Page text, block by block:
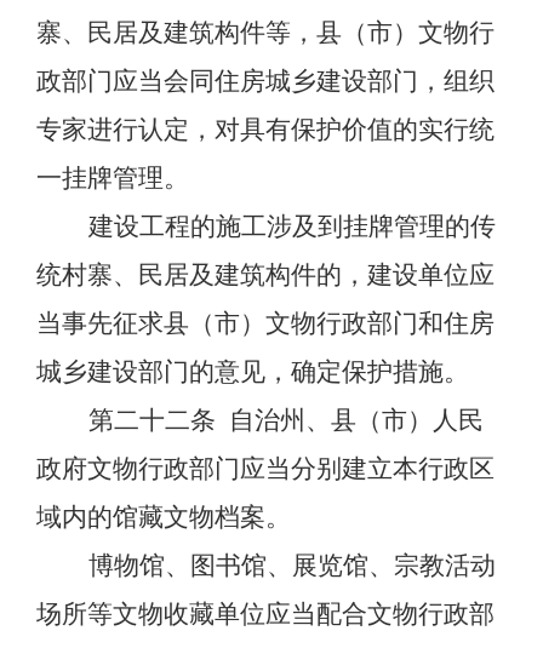
寨、民居及建筑构件等，县（市）文物行
政部门应当会同住房城乡建设部门，组织
专家进行认定，对具有保护价值的实行统
一挂牌管理。
建设工程的施工涉及到挂牌管理的传
统村寨、民居及建筑构件的，建设单位应
当事先征求县（市）文物行政部门和住房
城乡建设部门的意见，确定保护措施。
第二十二条
自治州、县（市）人民
政府文物行政部门应当分别建立本行政区
域内的馆藏文物档案。
博物馆、图书馆、展览馆、宗教活动
场所等文物收藏单位应当配合文物行政部